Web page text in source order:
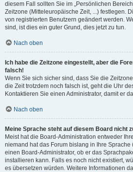
diesem Fall sollten Sie im „Persönlichen
Zeitzone (Mitteleuropäische Zeit, ...) festlegen.
von registrierten Benutzern geändert werden.
sind, ist dies ein guter Grund, dies jetzt zu tun.
Nach oben
Ich habe die Zeitzone eingestellt, aber die
falsch!
Wenn Sie sich sicher sind, dass Sie die
die Zeit trotzdem noch falsch ist, geht die Uhr
Kontaktieren Sie einen Administrator, damit er
Nach oben
Meine Sprache steht auf diesem Board nicht
Meist hat die Board-Administration entweder
niemand hat das Forum bislang in Ihre Sprache
einen Board-Administrator, ob er das
installieren kann. Falls es noch nicht existiert,
es übersetzen würden. Weitere Informationen